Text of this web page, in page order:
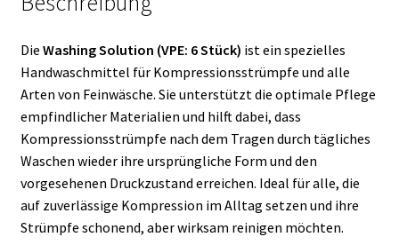
Die Washing Solution (VPE: 6 Stück) ist ein spezielles
Handwaschmittel für Kompressionsstrümpfe und alle
Arten von Feinwäsche. Sie unterstützt die optimale Pflege
empfindlicher Materialien und hilft dabei, dass
Kompressionsstrümpfe nach dem Tragen durch tägliches
Waschen wieder ihre ursprüngliche Form und den
vorgesehenen Druckzustand erreichen. Ideal für alle, die
auf zuverlässige Kompression im Alltag setzen und ihre
Strümpfe schonend, aber wirksam reinigen möchten.